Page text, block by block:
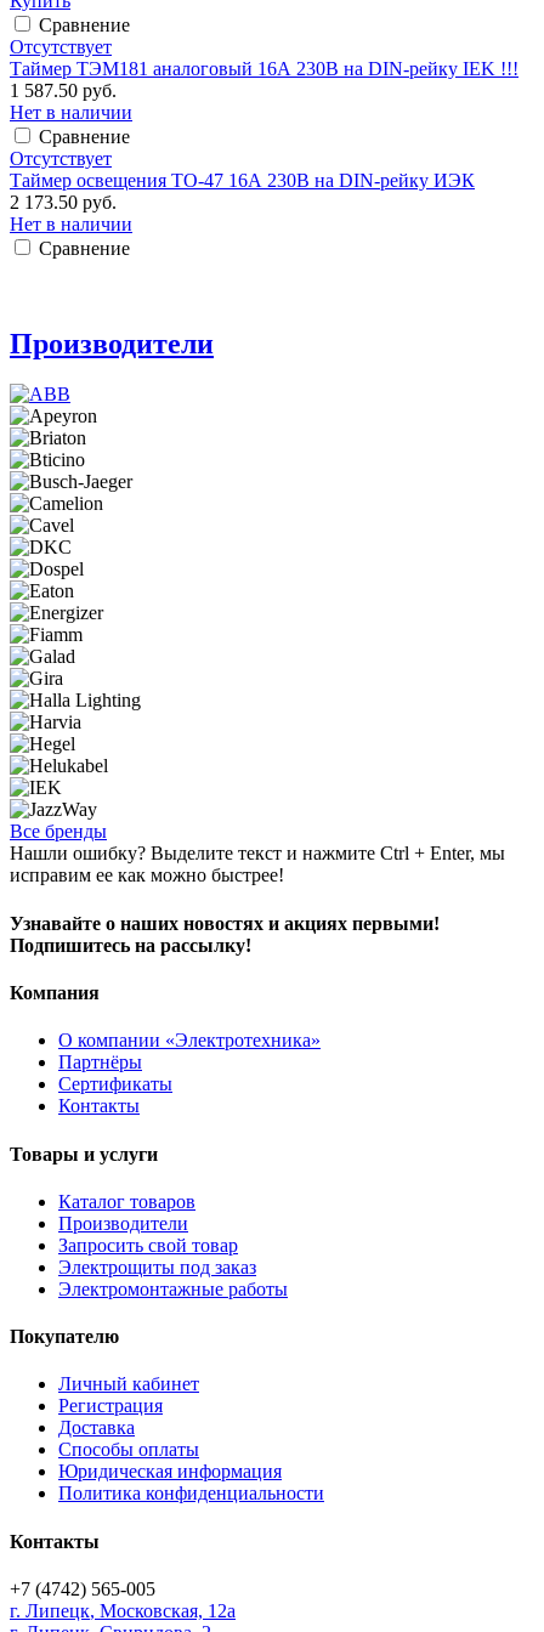
Сравнение
Отсутствует
Таймер ТЭМ181 аналоговый 16А 230В на DIN-рейку IEK !!!
1 587.50 руб.
Нет в наличии
Сравнение
Отсутствует
Таймер освещения ТО-47 16А 230В на DIN-рейку ИЭК
2 173.50 руб.
Нет в наличии
Сравнение
Производители
Все бренды
Нашли ошибку? Выделите текст и нажмите Ctrl + Enter, мы
исправим ее как можно быстрее!
Узнавайте о наших новостях и акциях первыми!
Подпишитесь на рассылку!
Компания
О компании «Электротехника»
Партнёры
Сертификаты
Контакты
Товары и услуги
Каталог товаров
Производители
Запросить свой товар
Электрощиты под заказ
Электромонтажные работы
Покупателю
Личный кабинет
Регистрация
Доставка
Способы оплаты
Юридическая информация
Политика конфиденциальности
Контакты
+7 (4742) 565-005
г. Липецк, Московская, 12а